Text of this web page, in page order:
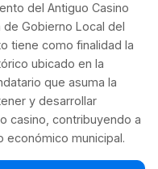
del Antiguo Casino
Gobierno Local del
tiene como finalidad la
ubicado en la
que asuma la
y desarrollar
casino, contribuyendo a
económico municipal.